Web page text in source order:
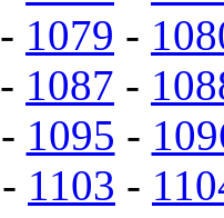
- 1079 -
- 1087 -
- 1095 -
- 1103 -